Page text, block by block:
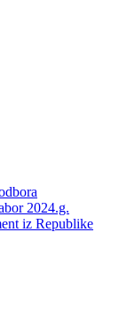
2024.g.
iz Republike